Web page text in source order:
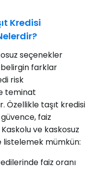
Kredisi
seçenekler
belirgin farklar
risk
teminat
Özellikle taşıt kredisi
faiz
ve kaskosuz
listelemek mümkün:
faiz oranı